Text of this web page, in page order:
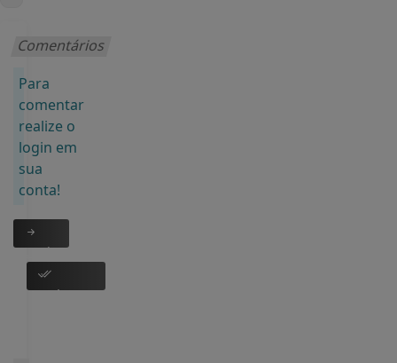
Comentários
Para
comentar
realize o
login em
sua
conta!
Login
Cadastre-